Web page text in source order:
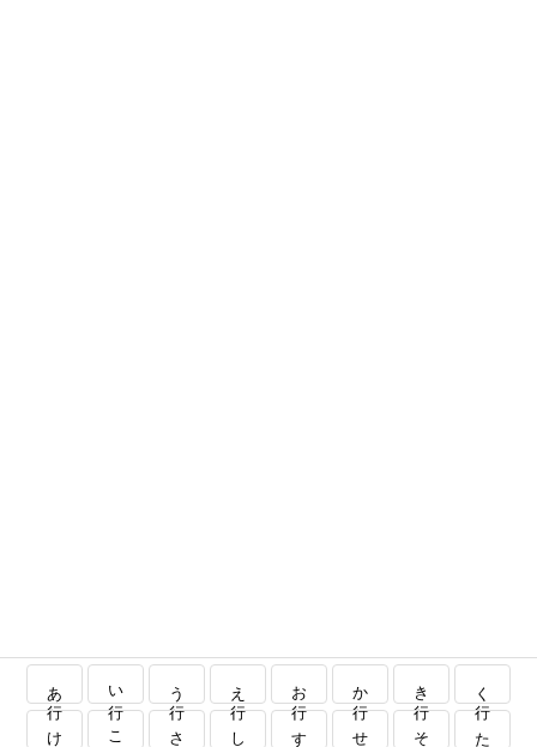
あ行 い行 う行 え行 お行 か行 き行 く行
け行 こ行 さ行 し行 す行 せ行 そ行 た行